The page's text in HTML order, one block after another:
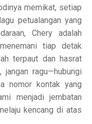
memikat, setiap
petualangan yang
Chery adalah
tiap detak
terpaut dan hasrat
ragu—hubungi
nomor kontak yang
menjadi jembatan
kencang di atas